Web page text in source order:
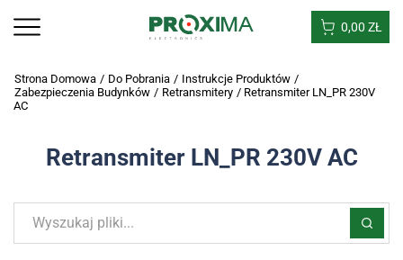
0,00 ZŁ
Strona Domowa / Do Pobrania / Instrukcje Produktów /
Zabezpieczenia Budynków / Retransmitery / Retransmiter LN_PR 230V
AC
Retransmiter LN_PR 230V AC